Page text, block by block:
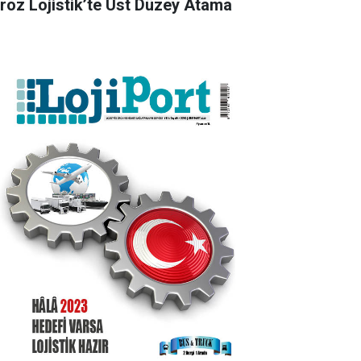
Lojistik’te Üst Düzey Atama